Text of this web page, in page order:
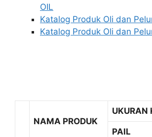
OIL
Katalog Produk Oli dan
Katalog Produk Oli dan
NAMA PRODUK
UKURAN
PAIL